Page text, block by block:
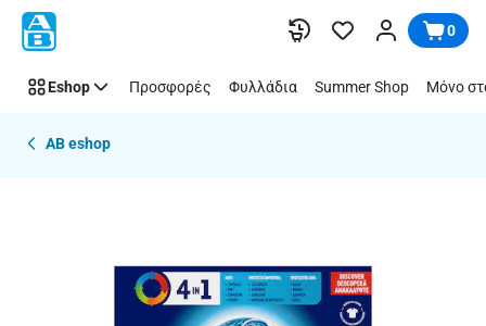
Παράλειψη 0
Eshop Προσφορές Φυλλάδια Summer Shop Μόνο
AB eshop